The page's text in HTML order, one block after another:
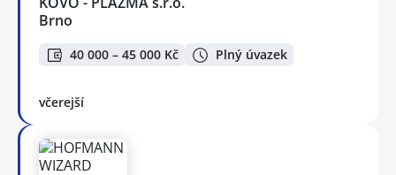
Brno
40 000 – 45 000 Kč Plný úvazek
včerejší